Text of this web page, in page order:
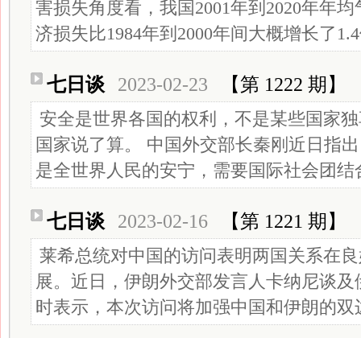
害损失角度看，我国2001年到2020年年
济损失比1984年到2000年间大概增长了
七日谈 2023-02-23 【第 1222 期】
安全是世界各国的权利，不是某些国家
国家说了算。 中国外交部长秦刚近日指
是全世界人民的安宁，需要国际社会团
七日谈 2023-02-16 【第 1221 期】
莱希总统对中国的访问表明两国关系在
展。近日，伊朗外交部发言人卡纳尼谈
时表示，本次访问将加强中国和伊朗的双